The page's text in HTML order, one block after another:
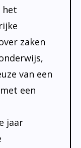
het
zaken
van een
een
jaar